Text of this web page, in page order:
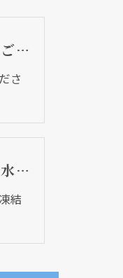
【再掲】水道管や給湯器の凍結にご注意ください。
さ
【気温の低下にご注意】給湯器や水道管の凍結対策
結